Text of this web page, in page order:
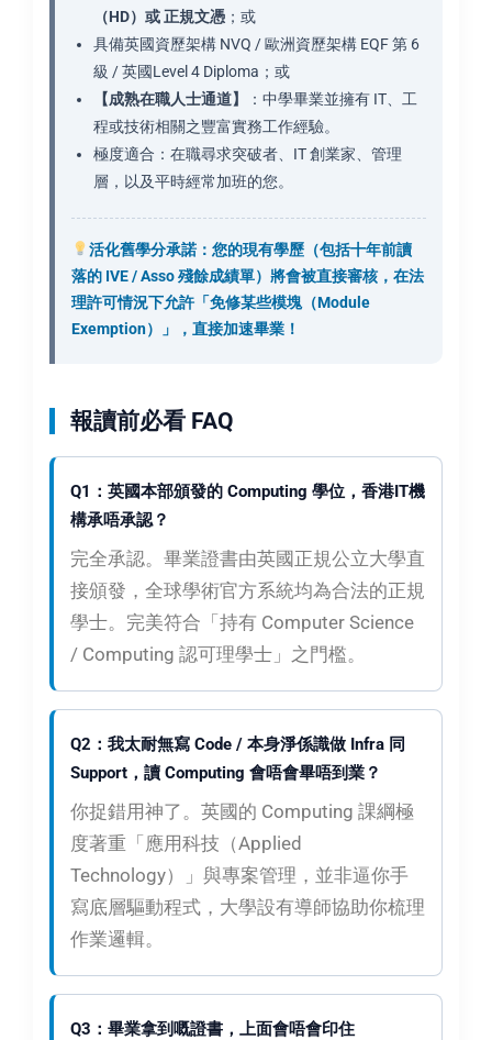
（HD）或 正規文憑 ；或
具備英國資歷架構 NVQ / 歐洲資歷架構 EQF 第 6
級 / 英國Level 4 Diploma；或
【成熟在職人士通道】
：中學畢業並擁有 IT、工
程或技術相關之豐富實務工作經驗。
極度適合：在職尋求突破者、IT 創業家、管理
層，以及平時經常加班的您。
活化舊學分承諾：您的現有學歷（包括十年前讀
落的 IVE / Asso 殘餘成績單）將會被直接審核，在法
理許可情況下允許「免修某些模塊（Module
Exemption）」，直接加速畢業！
報讀前必看 FAQ
Q1：英國本部頒發的 Computing 學位，香港IT機
構承唔承認？
完全承認。畢業證書由英國正規公立大學直
接頒發，全球學術官方系統均為合法的正規
學士。完美符合「持有 Computer Science
/ Computing 認可理學士」之門檻。
Q2：我太耐無寫 Code / 本身淨係識做 Infra 同
Support，讀 Computing 會唔會畢唔到業？
你捉錯用神了。英國的 Computing 課綱極
度著重「應用科技（Applied
Technology）」與專案管理，並非逼你手
寫底層驅動程式，大學設有導師協助你梳理
作業邏輯。
Q3：畢業拿到嘅證書，上面會唔會印住